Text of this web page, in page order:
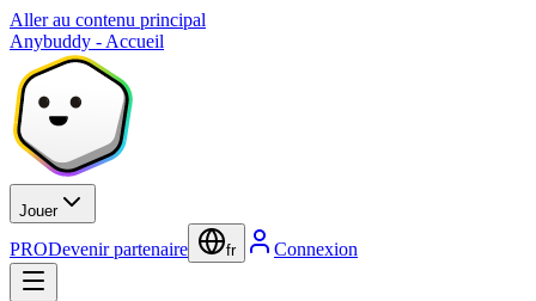
Aller au contenu principal
Anybuddy - Accueil
Jouer
PRODevenir partenaire fr Connexion